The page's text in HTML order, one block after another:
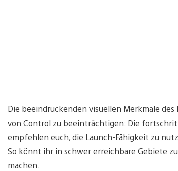
Die beeindruckenden visuellen Merkmale
von Control zu beeinträchtigen: Die
empfehlen euch, die Launch-Fähigkeit zu
So könnt ihr in schwer erreichbare Gebiete
machen.